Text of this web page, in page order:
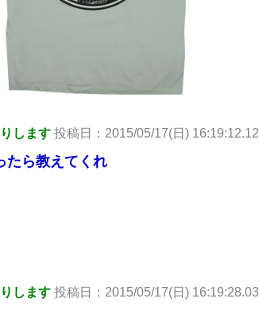
します 投稿日：2015/05/17(日) 16:19:12.12
たら教えてくれ
します 投稿日：2015/05/17(日)